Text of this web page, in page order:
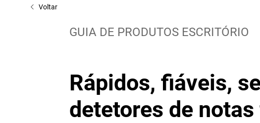
Voltar
GUIA DE PRODUTOS ESCRITÓRIO
Rápidos, fiáveis,
detetores de